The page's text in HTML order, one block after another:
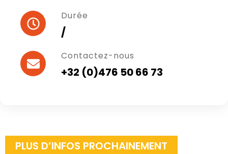
Durée
/
Contactez-nous
+32 (0)476 50 66 73
PLUS D’INFOS PROCHAINEMENT